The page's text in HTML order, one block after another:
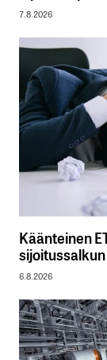
7.8.2026
Käänteinen
6.8.2026